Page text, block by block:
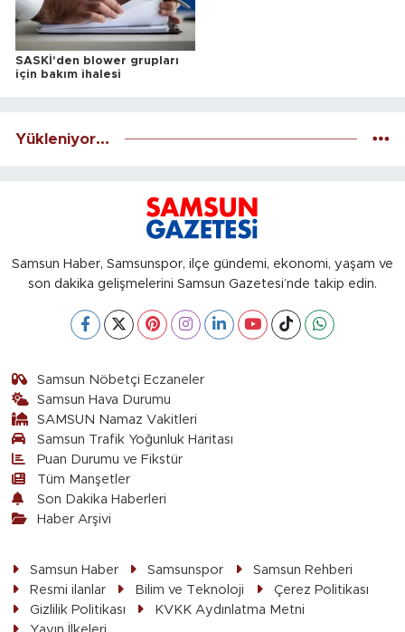
SASKİ'den blower grupları
için bakım ihalesi
Yükleniyor...
Samsun Haber, Samsunspor, ilçe gündemi, ekonomi, yaşam ve
son dakika gelişmelerini Samsun Gazetesi’nde takip edin.
Samsun Nöbetçi Eczaneler
Samsun Hava Durumu
SAMSUN Namaz Vakitleri
Samsun Trafik Yoğunluk Haritası
Puan Durumu ve Fikstür
Tüm Manşetler
Son Dakika Haberleri
Haber Arşivi
Samsun Haber Samsunspor
Samsun Rehberi
Resmi ilanlar
Bilim ve Teknoloji
Çerez Politikası
Gizlilik Politikası
KVKK Aydınlatma Metni